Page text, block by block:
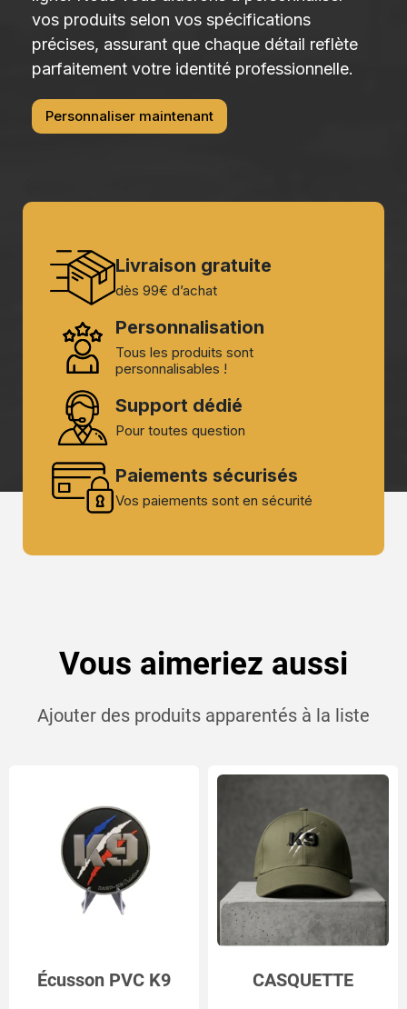
vos produits selon vos spécifications
précises, assurant que chaque détail reflète
parfaitement votre identité professionnelle.
Personnaliser maintenant
Livraison gratuite
dès 99€ d’achat
Personnalisation
Tous les produits sont
personnalisables !
Support dédié
Pour toutes question
Paiements sécurisés
Vos paiements sont en sécurité
Vous aimeriez aussi
Ajouter des produits apparentés à la liste
Écusson PVC K9
CASQUETTE